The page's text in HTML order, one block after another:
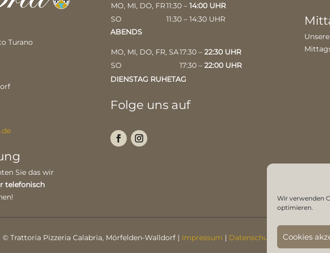
Wir verwenden
optimieren.
Cookies
Turano
Sie das wir
telefonisch
MO, MI, DO, FR11:30 – 14:00 UHR
SO
11:30 – 14:30 UHR
ABENDS
MO, MI, DO, FR, SA17:30 – 22:30 UHR
SO
17:30 – 22:00 UHR
DIENSTAG RUHETAG
Folge uns auf
© Trattoria Pizzeria Calabria, Mörfelden-Walldorf | Impressum | Datenschutzerklärung|